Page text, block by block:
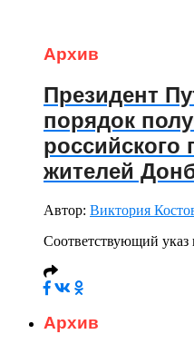
Архив
Президент
порядок
российского
жителей
Автор: Виктория
Соответствующий указ
Архив